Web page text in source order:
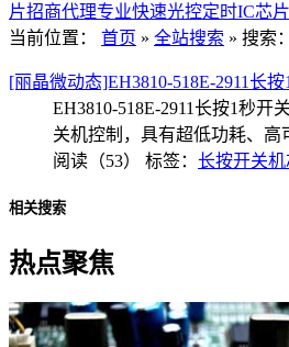
片招商代理专业快速光控定时IC芯片
当前位置：
首页 » 全站搜索 » 搜索
[丽晶微动态]EH3810-518E-2911长
EH3810-518E-2911长按1秒
关机控制，具有超低功耗、高
阅读（53） 标签： 长按开关机
相关搜索
热点聚焦